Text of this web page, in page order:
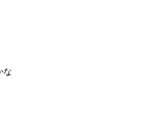
な